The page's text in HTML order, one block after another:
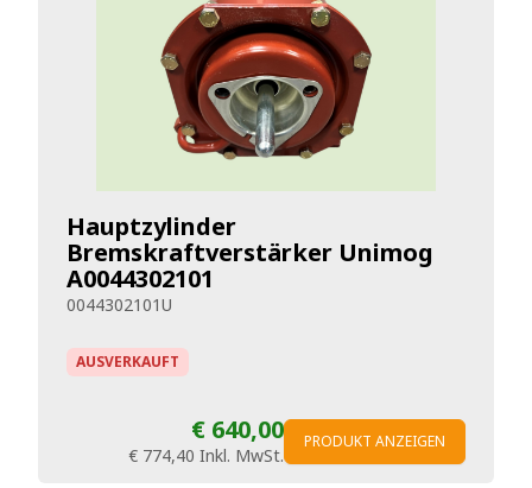
Hauptzylinder
Bremskraftverstärker Unimog
A0044302101
0044302101U
AUSVERKAUFT
€ 640,00
€ 774,40 Inkl. MwSt.
PRODUKT ANZEIGEN